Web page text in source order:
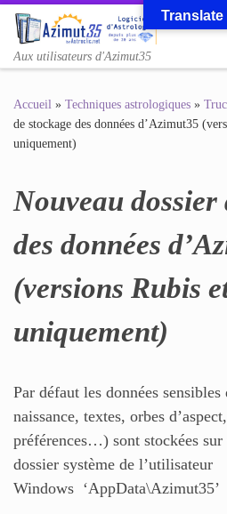
Passer au contenu
Aux utilisateurs d'Azimut35
Accueil » Techniques astrologiques »
de stockage des données d’Azimut35
uniquement)
Nouveau dossier
des données
(versions Rubis
uniquement)
Par défaut les données
naissance, textes, orbes
préférences…) sont stockées
dossier système de l’utilisateur
Windows ‘AppData\Azimut35’
Translate